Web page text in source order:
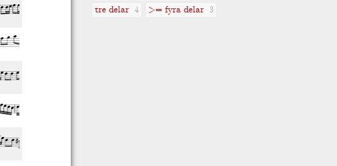
tre delar 4 >= fyra delar 3